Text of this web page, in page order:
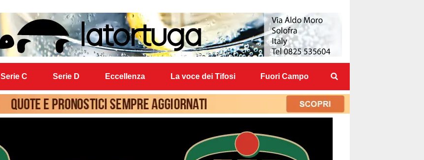
Serie C Serie D Eccellenza La voce dei Tifosi Fuori Campo